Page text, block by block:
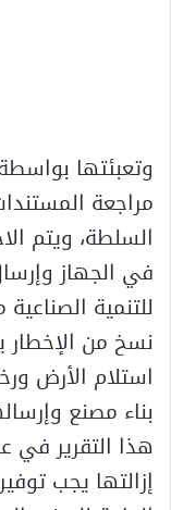
وتعبئتها
مراجعة
السلطة، ويتم
في الجهاز
للتنمية
نسخ من
استلام الأرض
بناء مصنع
هذا التقرير في
إزالتها يجب